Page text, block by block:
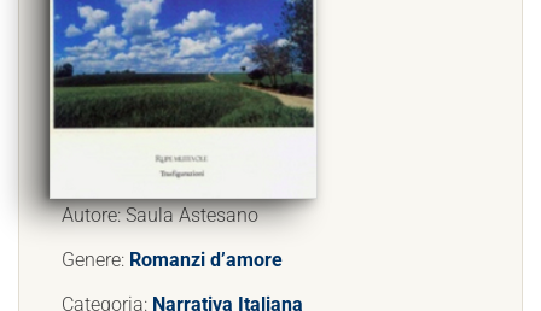
Autore: Saula Astesano
Genere: Romanzi d’amore
Categoria: Narrativa Italiana